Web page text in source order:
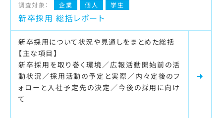
調査対象：
企業 個人 学生
新卒採用 総括レポート
新卒採用について状況や見通しをまとめた総括
【主な項目】
新卒採用を取り巻く環境／広報活動開始前の活
動状況／採用活動の予定と実際／内々定後のフ
ォローと入社予定先の決定／今後の採用に向け
て